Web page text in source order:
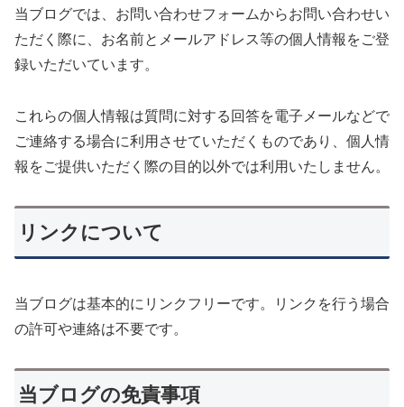
当ブログでは、お問い合わせフォームからお問い合わせい
ただく際に、お名前とメールアドレス等の個人情報をご登
録いただいています。
これらの個人情報は質問に対する回答を電子メールなどで
ご連絡する場合に利用させていただくものであり、個人情
報をご提供いただく際の目的以外では利用いたしません。
リンクについて
当ブログは基本的にリンクフリーです。リンクを行う場合
の許可や連絡は不要です。
当ブログの免責事項